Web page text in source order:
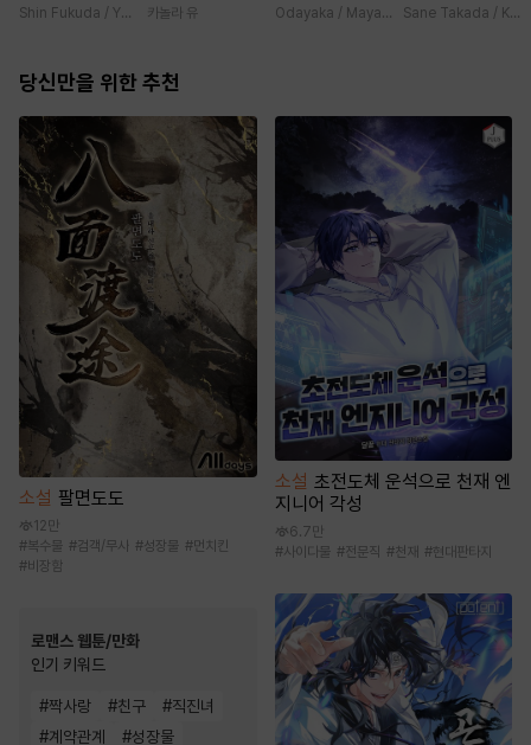
하께서는 오늘도
(웃음) [단행본]
Shin Fukuda / Yoko Kurosu을 뻔한 늑대가 운
카놀라 유
혀진 왕녀지만 정
Odayaka / Maya Koike료 마법에 걸린 척
Sane Takada /
당신만을 위한 추천
소설 팔면도도
12만
#복수물 #검객/무사 #성장물 #먼치킨
#비장함
로맨스 웹툰/만화
인기 키워드
#짝사랑 #친구 #직진녀
#계약관계 #성장물
소설 초전도체 운석으로 천재 엔
지니어 각성
6.7만
#사이다물 #전문직 #천재 #현대판타지